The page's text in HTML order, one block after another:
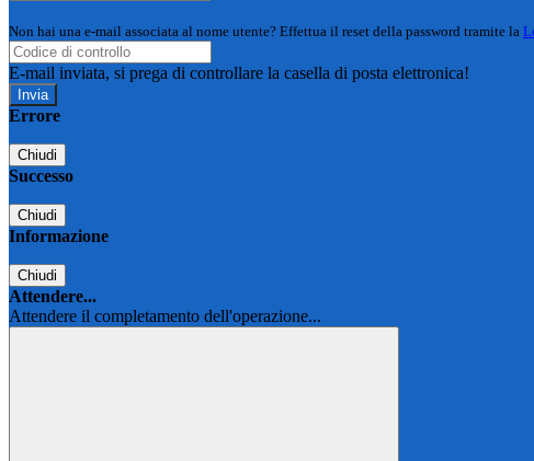
Non hai una e-mail associata al nome utente? Effettua il reset della password tramite la
E-mail inviata, si prega di controllare la casella di posta elettronica!
Errore
Chiudi
Successo
Chiudi
Informazione
Chiudi
Attendere...
Attendere il completamento dell'operazione...